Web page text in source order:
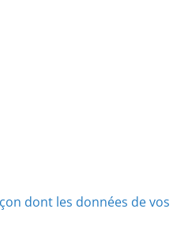
dont les données de vos